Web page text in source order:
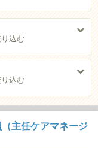
込む
込む
主任ケアマネージ